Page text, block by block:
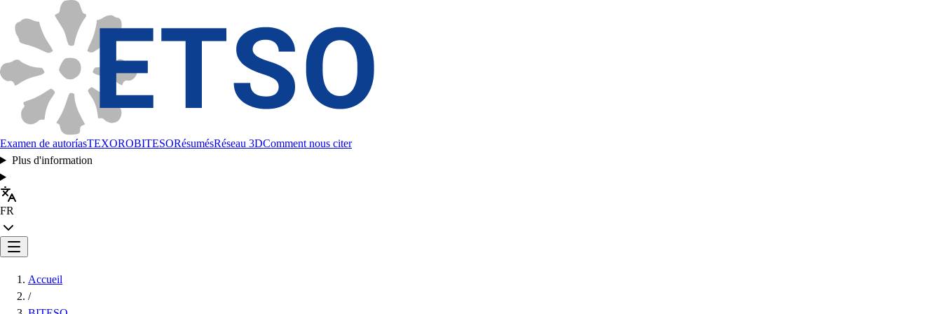
Examen de autoríasTEXOROBITESORésumésRéseau 3DComment nous citer
Plus d'information
FR
Accueil
/